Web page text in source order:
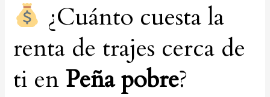
¿Cuánto cuesta la
renta de trajes cerca de
ti enPeña pobre?